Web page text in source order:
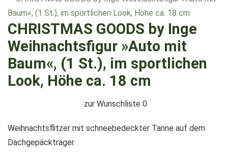
CHRISTMAS GOODS by Inge
Weihnachtsfigur »Auto mit
Baum«, (1 St.), im sportlichen
Look, Höhe ca. 18 cm
zur Wunschliste 0
Weihnachtsflitzer mit schneebedeckter Tanne auf dem
Dachgepäckträger.